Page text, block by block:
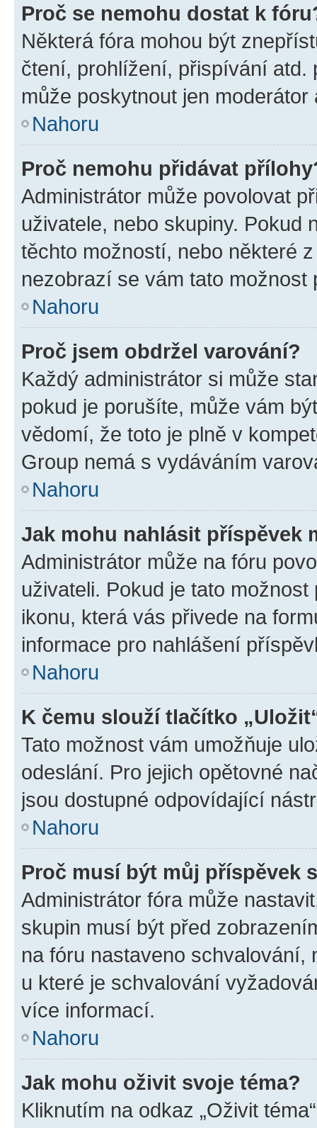
Proč se nemohu dostat k
Některá fóra mohou být
čtení, prohlížení, přispívání atd.
může poskytnout jen
Nahoru
Proč nemohu přidávat
Administrátor může povolovat
uživatele, nebo skupiny. Pokud
těchto možností, nebo některé
nezobrazí se vám tato
Nahoru
Proč jsem obdržel varování?
Každý administrátor si může
pokud je porušíte, může vám
vědomí, že toto je plně v
Group nemá s vydáváním
Nahoru
Jak mohu nahlásit příspěvek
Administrátor může na fóru
uživateli. Pokud je tato
ikonu, která vás přivede na
informace pro nahlášení
Nahoru
K čemu slouží tlačítko
Tato možnost vám umožňuje
odeslání. Pro jejich opětovné
jsou dostupné odpovídající
Nahoru
Proč musí být můj příspěvek
Administrátor fóra může
skupin musí být před
na fóru nastaveno schvalování,
u které je schvalování
více informací.
Nahoru
Jak mohu oživit svoje téma?
Kliknutím na odkaz „Oživit